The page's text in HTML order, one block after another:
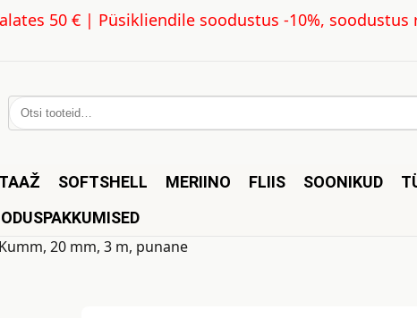
50 € | Püsikliendile soodustus -10%, soodustus
Otsi:
SOFTSHELL MERIINO FLIIS SOONIKUD
20 mm, 3 m, punane